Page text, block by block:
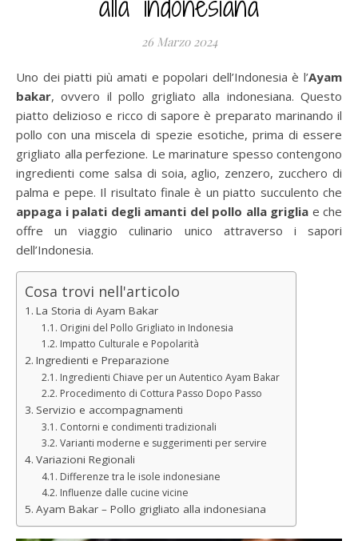
26 Marzo 2024
Uno dei piatti più amati e popolari dell’Indonesia è l’Ayam
bakar, ovvero il pollo grigliato alla indonesiana. Questo
piatto delizioso e ricco di sapore è preparato marinando il
pollo con una miscela di spezie esotiche, prima di essere
grigliato alla perfezione. Le marinature spesso contengono
ingredienti come salsa di soia, aglio, zenzero, zucchero di
palma e pepe. Il risultato finale è un piatto succulento che
appaga i palati degli amanti del pollo alla griglia e che
offre un viaggio culinario unico attraverso i sapori
dell’Indonesia.
Cosa trovi nell'articolo
La Storia di Ayam Bakar
Origini del Pollo Grigliato in Indonesia
Impatto Culturale e Popolarità
Ingredienti e Preparazione
Ingredienti Chiave per un Autentico Ayam Bakar
Procedimento di Cottura Passo Dopo Passo
Servizio e accompagnamenti
Contorni e condimenti tradizionali
Varianti moderne e suggerimenti per servire
Variazioni Regionali
Differenze tra le isole indonesiane
Influenze dalle cucine vicine
Ayam Bakar – Pollo grigliato alla indonesiana